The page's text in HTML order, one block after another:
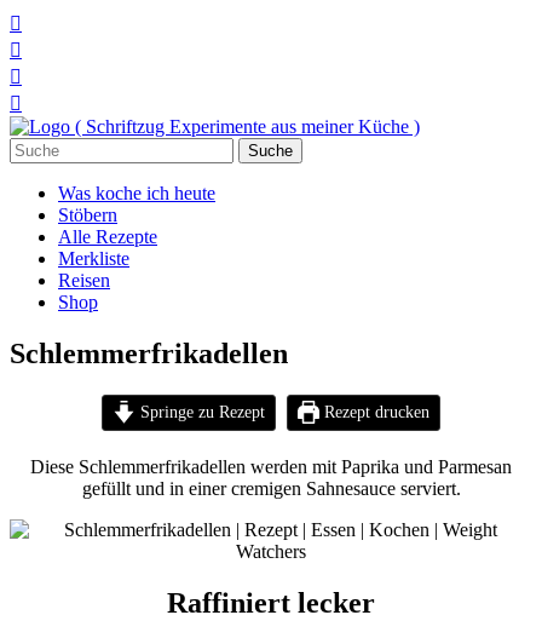




Suchen
nach:
Was koche ich heute
Stöbern
Alle Rezepte
Merkliste
Reisen
Shop
Schlemmerfrikadellen
Springe zu Rezept Rezept drucken
Diese Schlemmerfrikadellen werden mit Paprika und Parmesan
gefüllt und in einer cremigen Sahnesauce serviert.
Raffiniert lecker